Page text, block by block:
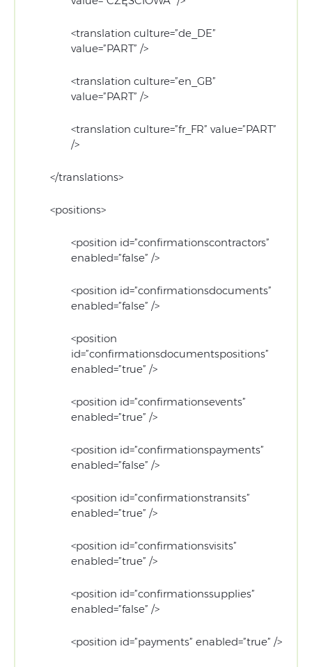
<translation culture=”de_DE”
value=”PART” />
<translation culture=”en_GB”
value=”PART” />
<translation culture=”fr_FR” value=”PART”
/>
</translations>
<positions>
<position id=”confirmationscontractors”
enabled=”false” />
<position id=”confirmationsdocuments”
enabled=”false” />
<position
id=”confirmationsdocumentspositions”
enabled=”true” />
<position id=”confirmationsevents”
enabled=”true” />
<position id=”confirmationspayments”
enabled=”false” />
<position id=”confirmationstransits”
enabled=”true” />
<position id=”confirmationsvisits”
enabled=”true” />
<position id=”confirmationssupplies”
enabled=”false” />
<position id=”payments” enabled=”true” />